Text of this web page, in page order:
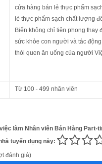
cửa hàng bán lẻ thực phẩm
lẻ thực phẩm sạch chất lượng
Biển không chỉ tiên phong
sức khỏe con người và tác
thói quen ăn uống của người
Từ 100 - 499 nhân viên
làm Nhân viên Bán Hàng Part-
tuyển dụng này:
đánh giá)